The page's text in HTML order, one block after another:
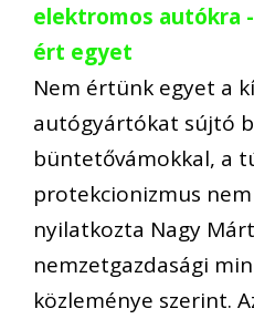
elektromos autókra
ért egyet
Nem értünk egyet a
autógyártókat sújtó
büntetővámokkal, a
protekcionizmus
nyilatkozta Nagy
nemzetgazdasági
közleménye szerint.